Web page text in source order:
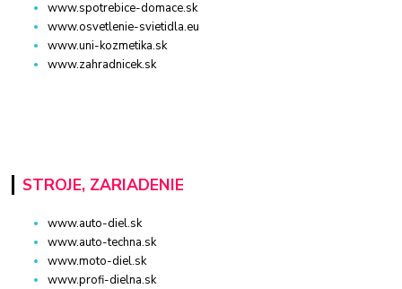
www.spotrebice-domace.sk
www.osvetlenie-svietidla.eu
www.uni-kozmetika.sk
www.zahradnicek.sk
STROJE, ZARIADENIE
www.auto-diel.sk
www.auto-techna.sk
www.moto-diel.sk
www.profi-dielna.sk